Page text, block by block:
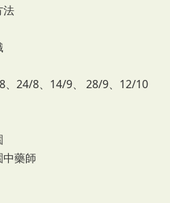
法
、24/8、14/9、 28/9、12/10
藥師